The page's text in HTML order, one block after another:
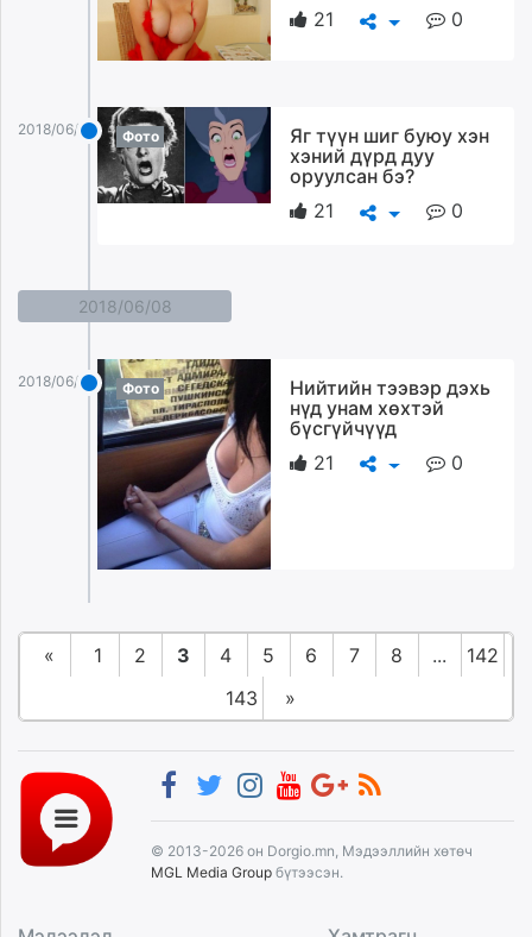
21
0
2018/06/09 Фото
Яг түүн шиг буюу хэн
хэний дүрд дуу
оруулсан бэ?
21
0
2018/06/08
2018/06/08 Фото
Нийтийн тээвэр дэхь
нүд унам хөхтэй
бүсгүйчүүд
21
0
« 1 2 3 4 5 6 7 8 ...
142
143
»
© 2013-2026 он Dorgio.mn, Мэдээллийн хөтөч
MGL Media Group бүтээсэн.